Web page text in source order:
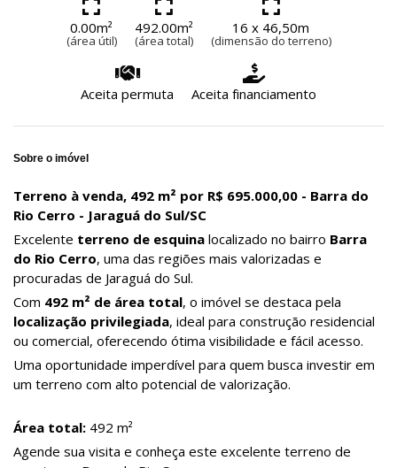
0.00m²
(área útil)
492.00m²
(área total)
16 x 46,50m
(dimensão do terreno)
Aceita permuta Aceita financiamento
Sobre o imóvel
Terreno à venda, 492 m² por R$ 695.000,00 - Barra do
Rio Cerro - Jaraguá do Sul/SC
Excelente terreno de esquina localizado no bairro Barra
do Rio Cerro, uma das regiões mais valorizadas e
procuradas de Jaraguá do Sul.
Com 492 m² de área total, o imóvel se destaca pela
localização privilegiada, ideal para construção residencial
ou comercial, oferecendo ótima visibilidade e fácil acesso.
Uma oportunidade imperdível para quem busca investir em
um terreno com alto potencial de valorização.
Área total: 492 m²
Agende sua visita e conheça este excelente terreno de